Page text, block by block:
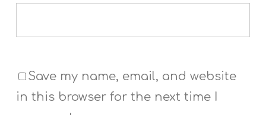
Save my name, email, and website
in this browser for the next time I